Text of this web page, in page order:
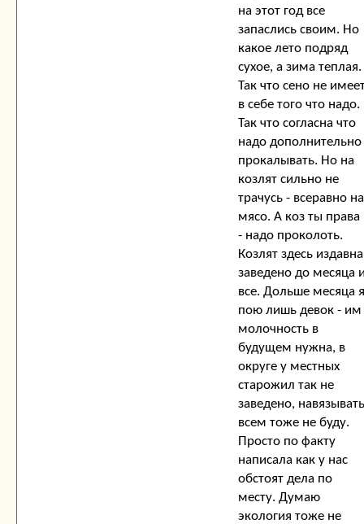
на этот год все
запаслись своим. Но
какое лето подряд
сухое, а зима теплая.
Так что сено не
в себе того что надо.
Так что согласна что
надо дополнительно
прокалывать. Но на
козлят сильно не
трачусь - всеравно на
мясо. А коз ты права
- надо проколоть.
Козлят здесь издавна
заведено до месяца
все. Дольше месяца я
пою лишь девок - им
молочность в
будущем нужна, в
округе у местных
старожил так не
заведено, навязывать
всем тоже не буду.
Просто по факту
написала как у нас
обстоят дела по
месту. Думаю
экология тоже не